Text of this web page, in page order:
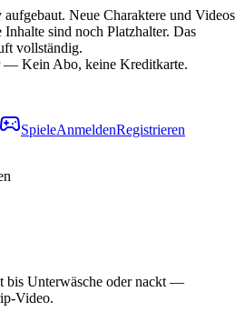
Neue Charaktere und Videos
sind noch Platzhalter. Das
vollständig.
— Kein Abo, keine Kreditkarte.
SpieleAnmeldenRegistrieren
bis Unterwäsche oder nackt —
Video.